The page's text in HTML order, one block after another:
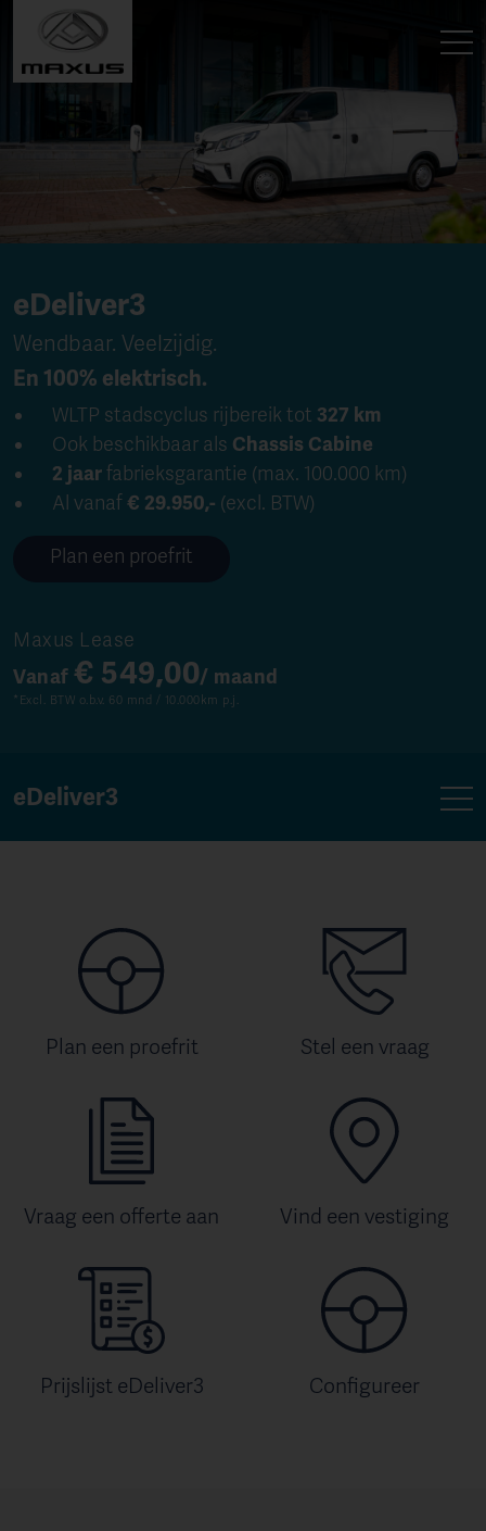
eDeliver3
Wendbaar. Veelzijdig.
En 100% elektrisch.
WLTP stadscyclus rijbereik tot 327 km
Ook beschikbaar als Chassis Cabine
2 jaarfabrieksgarantie (max. 100.000 km)
Al vanaf€ 29.950,- (excl. BTW)
Plan een proefrit
Maxus Lease
Vanaf € 549,00/ maand
*Excl. BTW o.b.v. 60 mnd / 10.000km p.j.
eDeliver3
Functionaliteit
Interieur
Technologie
Plan een proefrit Stel een vraag
Vraag een offerte aan Vind een vestiging
Prijslijst eDeliver3 Configureer